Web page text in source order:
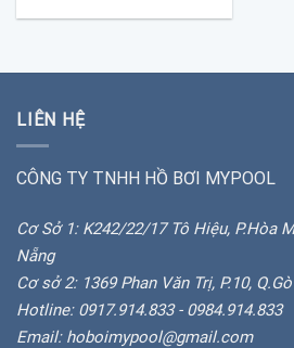
LIÊN HỆ
CÔNG TY TNHH HỒ BƠI MYPOOL
Cơ Sở 1: K242/22/17 Tô Hiệu, P.Hòa
Nẵng
Cơ sở 2: 1369 Phan Văn Trị, P.10,
Hotline: 0917.914.833 - 0984.914.833
Email: hoboimypool@gmail.com